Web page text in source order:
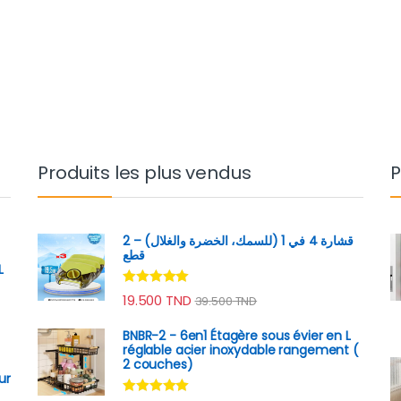
Produits les plus vendus
قشارة 4 في 1 (للسمك، الخضرة والغلال) – 2
قطع
Note4.89
sur 5
19.500 TND 39.500TND
BNBR-2 - 6en1 Étagère sous évier en L
réglable acier inoxydable rangement (
2 couches)